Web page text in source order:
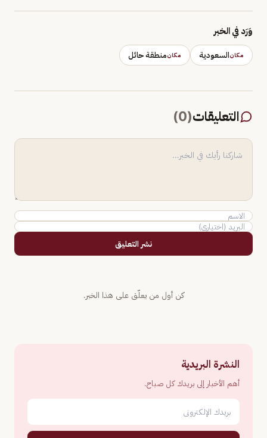
وَرَد في الخبر
مكانالسعودية مكانمنطقة حائل
التعليقات(
0
)
نشر التعليق
كن أول من يعلّق على هذا الخبر.
النشرة البريدية
أهم الأخبار إلى بريدك كل صباح.